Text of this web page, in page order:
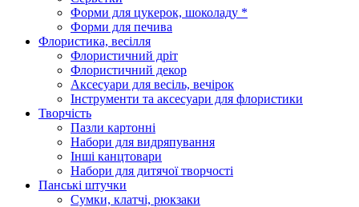
Форми для цукерок, шоколаду *
Форми для печива
Флористика, весілля
Флористичний дріт
Флористичний декор
Аксесуари для весіль, вечірок
Інструменти та аксесуари для флористики
Творчість
Пазли картонні
Набори для видряпування
Інші канцтовари
Набори для дитячої творчості
Панські штучки
Сумки, клатчі, рюкзаки